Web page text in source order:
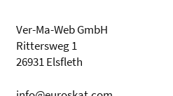
Ver-Ma-Web GmbH
Rittersweg 1
26931 Elsfleth